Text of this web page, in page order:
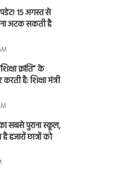
15 अगस्त से
अटक सकती है
क्रांति” के
है: शिक्षा मंत्री
सबसे पुराना स्कूल,
हजारों छात्रों को